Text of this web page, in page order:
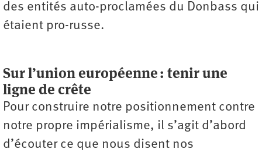
des entités auto-proclamées du Donbass qui
étaient pro-russe.
Sur l’union européenne : tenir une
ligne de crête
Pour construire notre positionnement contre
notre propre impérialisme, il s’agit d’abord
d’écouter ce que nous disent nos